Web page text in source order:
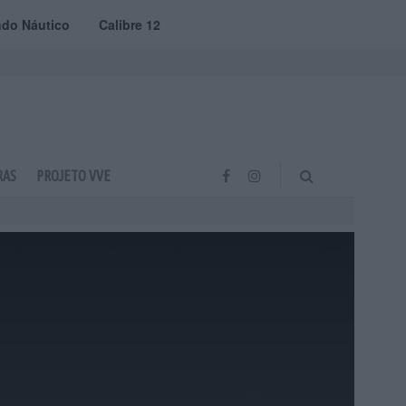
Náutico Calibre 12
PROJETO VVE